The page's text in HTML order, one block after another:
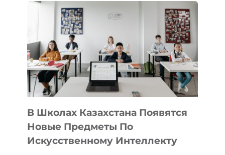
DEAL
VELOCITY
BY
MOST
—
МЕЖДУНАРОДНУЮ
ПРОГРАММУ
ДЛЯ
ТЕХНОЛОГИЧЕСКИХ
В Школах Казахстана Появятся
Новые Предметы По
Искусственному Интеллекту